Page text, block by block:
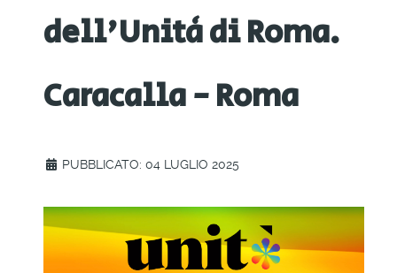
dell'Unità di Roma.
Caracalla - Roma
PUBBLICATO: 04 LUGLIO 2025